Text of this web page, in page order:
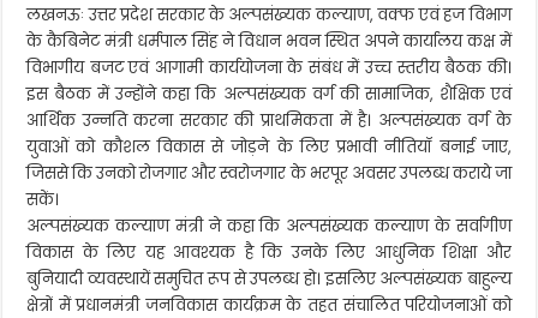
वर्ग
की
सामाजिक
एवं
आर्थिक
उन्नति
करना
सरकार
की
–
धर्मपाल
सिंह
लखनऊः उत्तर प्रदेश सरकार के अल्पसंख्यक कल्याण, वक्फ एवं हज विभाग
के कैबिनेट मंत्री धर्मपाल सिंह ने विधान भवन स्थित अपने कार्यालय कक्ष में
विभागीय बजट एवं आगामी कार्ययोजना के संबंध में उच्च स्तरीय बैठक की।
इस बैठक में उन्होंने कहा कि अल्पसंख्यक वर्ग की सामाजिक, शैक्षिक एवं
आर्थिक उन्नति करना सरकार की प्राथमिकता में है। अल्पसंख्यक वर्ग के
युवाओं को कौशल विकास से जोड़ने के लिए प्रभावी नीतियॉ बनाई जाए,
जिससे कि उनको रोजगार और स्वरोजगार के भरपूर अवसर उपलब्ध कराये जा
सकें।
अल्पसंख्यक कल्याण मंत्री ने कहा कि अल्पसंख्यक कल्याण के सर्वागीण
विकास के लिए यह आवश्यक है कि उनके लिए आधुनिक शिक्षा और
बुनियादी व्यवस्थायें समुचित रूप से उपलब्ध हो। इसलिए अल्पसंख्यक बाहुल्य
क्षेत्रों में प्रधानमंत्री जनविकास कार्यक्रम के तहत संचालित परियोजनाओं को